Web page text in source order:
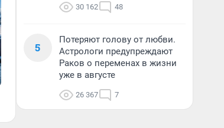
30 162 48
5
Потеряют голову от любви.
Астрологи предупреждают
Раков о переменах в жизни
уже в августе
26 367 7